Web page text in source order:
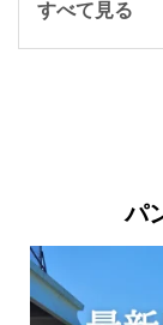
すべて見る
パ